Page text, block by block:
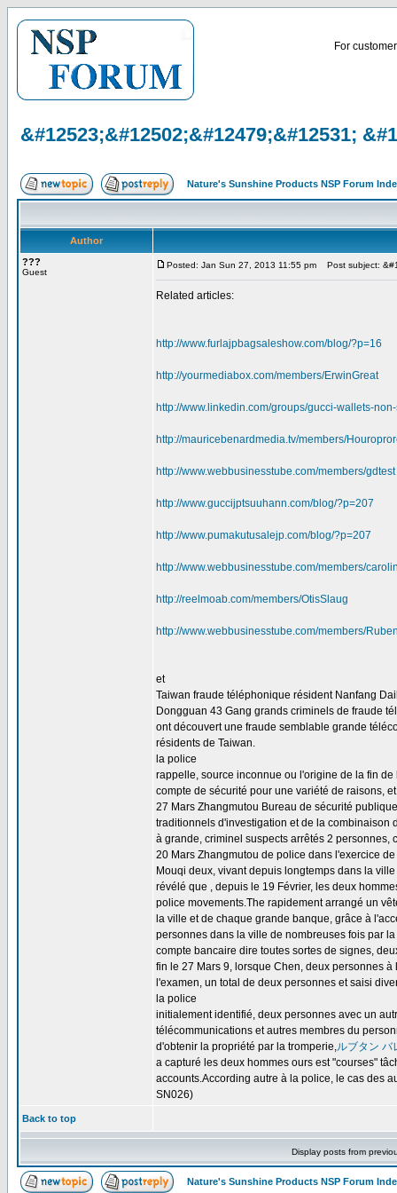
For
&#12523;&#12502;&#12479;&#12531;
Nature's Sunshine Products NSP Forum
Author
???
Guest
Posted: Jan Sun 27, 2013 11:55 pm Post subject:
Related articles:
http://www.furlajpbagsaleshow.com/blog/?p=16
http://yourmediabox.com/members/ErwinGreat
http://www.linkedin.com/groups/gucci-wallets-
http://mauricebenardmedia.tv/members/
http://www.webbusinesstube.com/members/gdtest
http://www.guccijptsuuhann.com/blog/?p=207
http://www.pumakutusalejp.com/blog/?p=207
http://www.webbusinesstube.com/members/
http://reelmoab.com/members/OtisSlaug
http://www.webbusinesstube.com/members/
et
Taiwan fraude téléphonique résident Nanfang
Dongguan 43 Gang grands criminels de fraude
ont découvert une fraude semblable grande
résidents de Taiwan.
la police
rappelle, source inconnue ou l'origine de la fin
compte de sécurité pour une variété de raisons,
27 Mars Zhangmutou Bureau de sécurité
traditionnels d'investigation et de la combinaison
à grande, criminel suspects arrêtés 2
20 Mars Zhangmutou de police dans l'exercice
Mouqi deux, vivant depuis longtemps dans la
révélé que , depuis le 19 Février, les deux
police movements.The rapidement arrangé un
la ville et de chaque grande banque, grâce à
personnes dans la ville de nombreuses fois par
compte bancaire dire toutes sortes de signes,
fin le 27 Mars 9, lorsque Chen, deux personnes
l'examen, un total de deux personnes et saisi
la police
initialement identifié, deux personnes avec un
télécommunications et autres membres du
d'obtenir la propriété par la tromperie,ルブタン バ
a capturé les deux hommes ours est "courses"
accounts.According autre à la police, le cas des
SN026)
Back to top
Display posts from
Nature's Sunshine Products NSP Forum